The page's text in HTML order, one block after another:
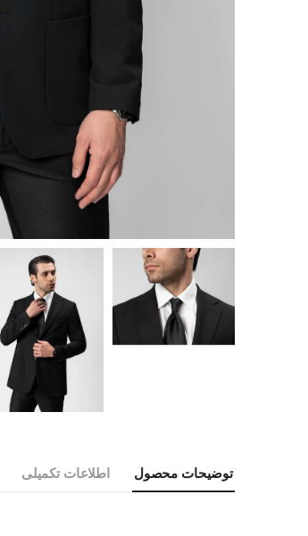
توضیحات محصول اطلاعات تکمیلی